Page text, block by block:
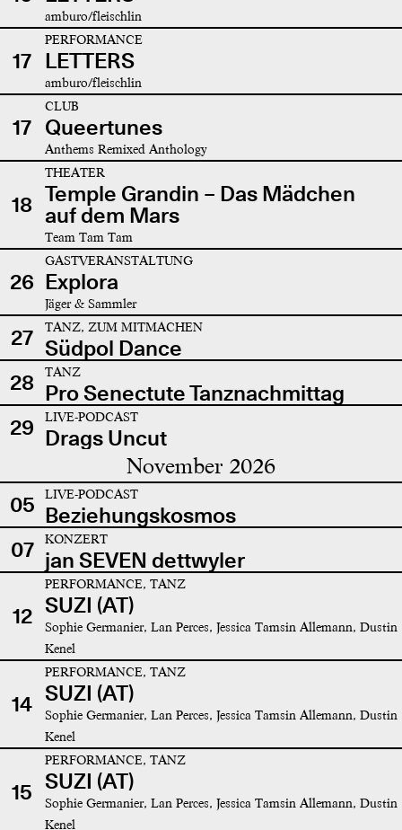
amburo/fleischlin
17
PERFORMANCE
LETTERS
amburo/fleischlin
17
CLUB
Queertunes
Anthems Remixed Anthology
18
THEATER
Temple Grandin – Das Mädchen
auf dem Mars
Team Tam Tam
26
GASTVERANSTALTUNG
Explora
Jäger & Sammler
27 TANZ, ZUM MITMACHEN
Südpol Dance
28
TANZ
Pro Senectute Tanznachmittag
29
LIVE-PODCAST
Drags Uncut
November 2026
05 LIVE-PODCAST
Beziehungskosmos
07
KONZERT
jan SEVEN dettwyler
12
PERFORMANCE, TANZ
SUZI (AT)
Sophie Germanier, Lan Perces, Jessica Tamsin Allemann, Dustin
Kenel
14
PERFORMANCE, TANZ
SUZI (AT)
Sophie Germanier, Lan Perces, Jessica Tamsin Allemann, Dustin
Kenel
15
PERFORMANCE, TANZ
SUZI (AT)
Sophie Germanier, Lan Perces, Jessica Tamsin Allemann, Dustin
Kenel